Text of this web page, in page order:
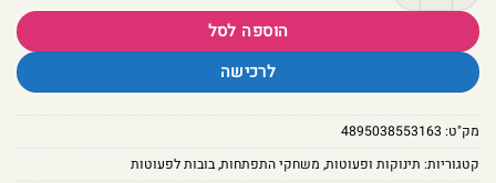
הוספה לסל
לרכישה
מק"ט: 4895038553163
קטגוריות: תינוקות ופעוטות, משחקי התפתחות,בובות לפעוטות